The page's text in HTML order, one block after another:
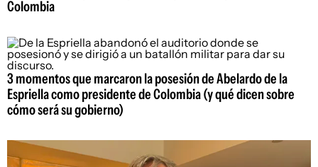
Colombia
3 momentos que marcaron la posesión de Abelardo de la
Espriella como presidente de Colombia (y qué dicen sobre
cómo será su gobierno)